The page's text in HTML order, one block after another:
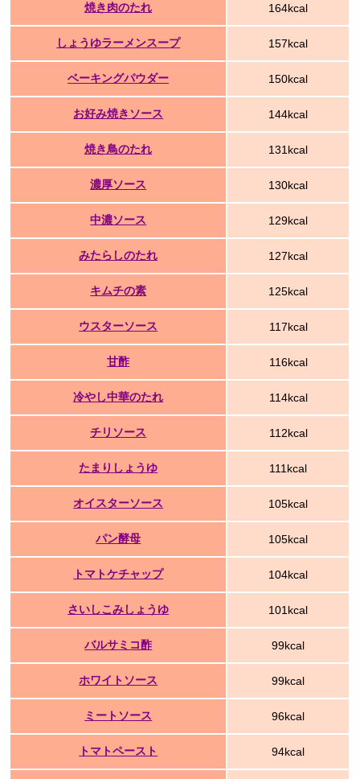
焼き肉のたれ 164kcal
しょうゆラーメンスープ 157kcal
ベーキングパウダー 150kcal
お好み焼きソース 144kcal
焼き鳥のたれ 131kcal
濃厚ソース 130kcal
中濃ソース 129kcal
みたらしのたれ 127kcal
キムチの素 125kcal
ウスターソース 117kcal
甘酢 116kcal
冷やし中華のたれ 114kcal
チリソース 112kcal
たまりしょうゆ 111kcal
オイスターソース 105kcal
パン酵母 105kcal
トマトケチャップ 104kcal
さいしこみしょうゆ 101kcal
バルサミコ酢 99kcal
ホワイトソース 99kcal
ミートソース 96kcal
トマトペースト 94kcal